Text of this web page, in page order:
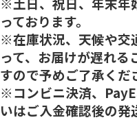
っております。
※在庫状況、天候や交
って、お届けが遅れる
すので予めご了承くだ
※コンビニ決済、
いはご入金確認後の発